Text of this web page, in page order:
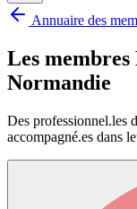
Annuaire des
Les
Normandie
Des professionnel.les
accompagné.es dans